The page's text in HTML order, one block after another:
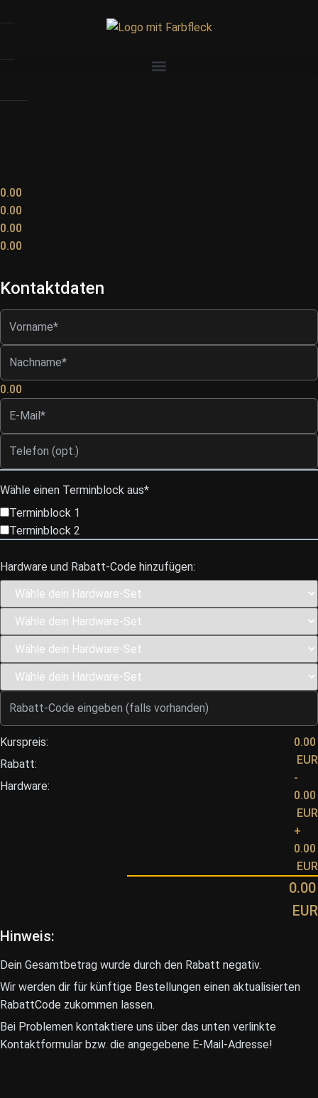
0.00
0.00
0.00
0.00
Kontaktdaten
0.00
Wähle einen Terminblock aus*
Terminblock 1
Terminblock 2
Hardware und Rabatt-Code hinzufügen:
Kurspreis:
Rabatt:
Hardware:
0.00
EUR
-
0.00
EUR
+
0.00
EUR
0.00
EUR
Hinweis:
Dein Gesamtbetrag wurde durch den Rabatt negativ.
Wir werden dir für künftige Bestellungen einen aktualisierten
RabattCode zukommen lassen.
Bei Problemen kontaktiere uns über das unten verlinkte
Kontaktformular bzw. die angegebene E-Mail-Adresse!